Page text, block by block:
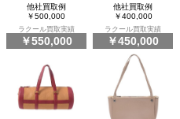
他社買取例
￥500,000
ラクール買取実績
￥550,000
他社買取例
￥400,000
ラクール買取実績
￥450,000